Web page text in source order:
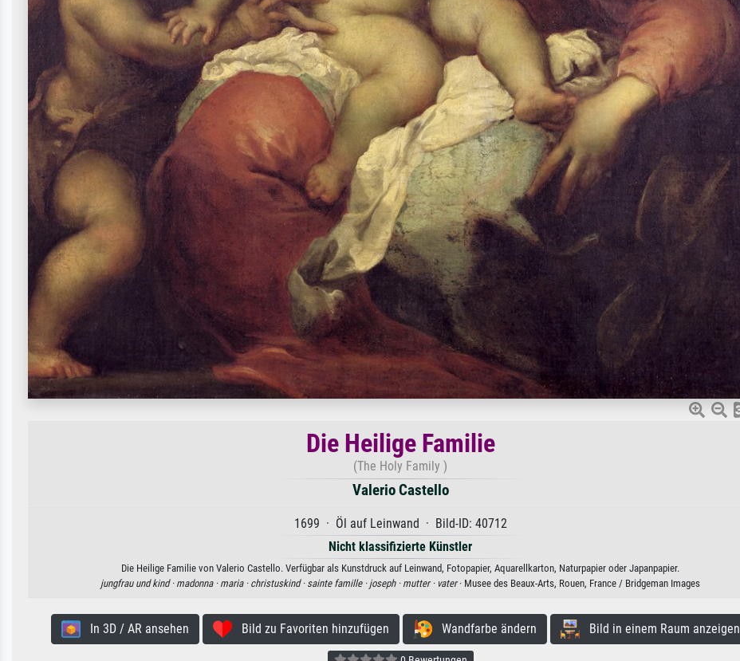
Die Heilige Familie
(The Holy Family )
Valerio Castello
1699 · Öl auf Leinwand · Bild-ID: 40712
Nicht klassifizierte Künstler
Die Heilige Familie von Valerio Castello. Verfügbar als Kunstdruck auf Leinwand, Fotopapier, Aquarellkarton, Naturpapier oder Japanpapier.
jungfrau und kind · madonna · maria · christuskind · sainte famille · joseph · mutter · vater· Musee des Beaux-Arts, Rouen, France / Bridgeman Images
In 3D / AR ansehen Bild zu Favoriten hinzufügen Wandfarbe ändern Bild in einem Raum anzeigen